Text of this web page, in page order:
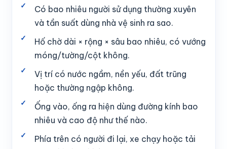
Có bao nhiêu người sử dụng thường xuyên
và tần suất dùng nhà vệ sinh ra sao.
Hố chờ dài × rộng × sâu bao nhiêu, có vướng
móng/tường/cột không.
Vị trí có nước ngầm, nền yếu, đất trũng
hoặc thường ngập không.
Ống vào, ống ra hiện dùng đường kính bao
nhiêu và cao độ như thế nào.
Phía trên có người đi lại, xe chạy hoặc tải